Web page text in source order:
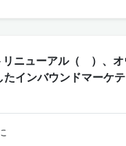
リニューアル（ ）、オ
たインバウンドマーケ